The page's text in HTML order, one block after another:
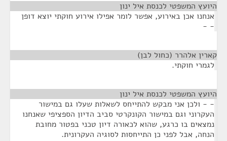
היועץ המשפטי לכנסת איל ינון
אנחנו אכן באירוע, אפשר לומר אפילו אירוע חוקתי יוצא דופן
- -
קארין אלהרר (כחול לבן)
לגמרי חוקתי.
היועץ המשפטי לכנסת איל ינון
- - ולכן אני מבקש להתייחס לשאלות שעלו גם במישור
העקרוני וגם במישור הקונקרטי סביב הדיון הספציפי שאנחנו
נמצאים בו כרגע, שהוא לכאורה דיון טכני בפטור מחובת
הנחה, אבל לפני כן התייחסות לסוגיה העקרונית.